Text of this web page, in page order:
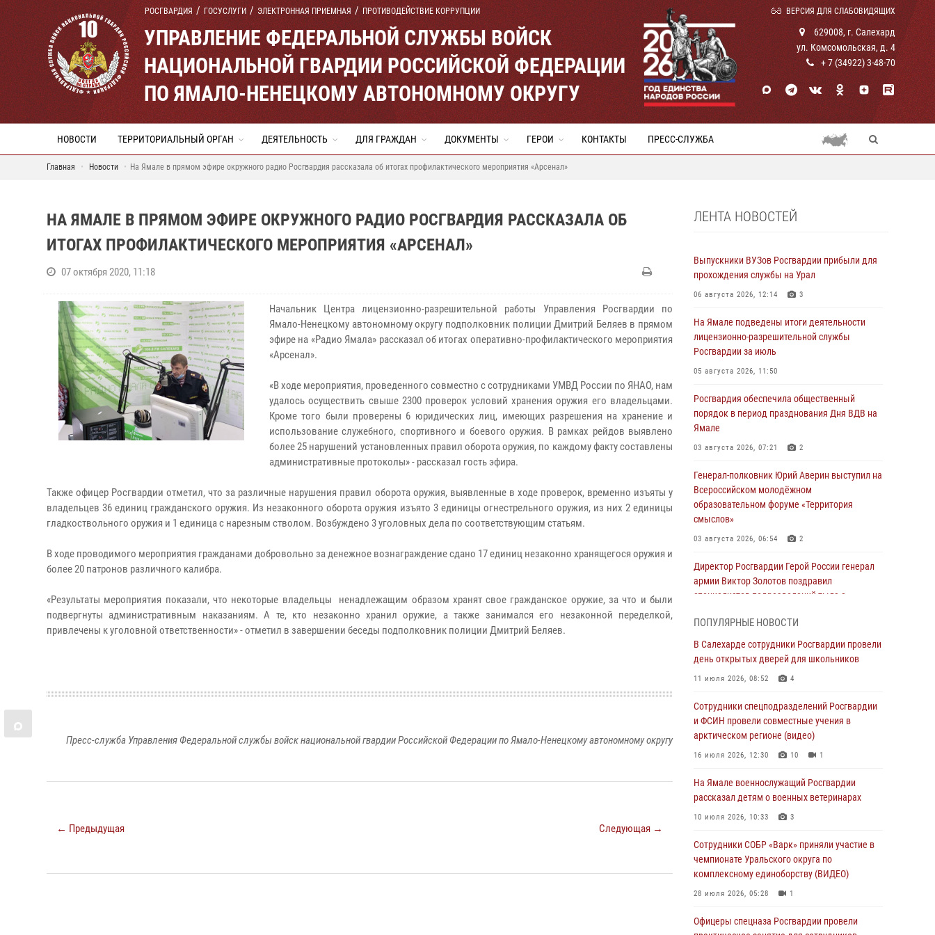
РОСГВАРДИЯ ГОСУСЛУГИ ЭЛЕКТРОННАЯ ПРИЕМНАЯ ПРОТИВОДЕЙСТВИЕ КОРРУПЦИИ ВЕРСИЯ ДЛЯ СЛАБОВИДЯЩИХ
УПРАВЛЕНИЕ ФЕДЕРАЛЬНОЙ СЛУЖБЫ ВОЙСК
НАЦИОНАЛЬНОЙ ГВАРДИИ РОССИЙСКОЙ ФЕДЕРАЦИИ
ПО ЯМАЛО-НЕНЕЦКОМУ АВТОНОМНОМУ ОКРУГУ
629008, г. Салехард
ул. Комсомольская, д. 4
+ 7 (34922) 3-48-70
НОВОСТИ ТЕРРИТОРИАЛЬНЫЙ ОРГАН ДЕЯТЕЛЬНОСТЬ ДЛЯ ГРАЖДАН ДОКУМЕНТЫ ГЕРОИ КОНТАКТЫ ПРЕСС-СЛУЖБА
Главная Новости На Ямале в прямом эфире окружного радио Росгвардия рассказала об итогах профилактического мероприятия «Арсенал»
НА ЯМАЛЕ В ПРЯМОМ ЭФИРЕ ОКРУЖНОГО РАДИО РОСГВАРДИЯ РАССКАЗАЛА ОБ
ИТОГАХ ПРОФИЛАКТИЧЕСКОГО МЕРОПРИЯТИЯ «АРСЕНАЛ»
07 октября 2020, 11:18
Начальник Центра лицензионно-разрешительной работы Управления Росгвардии по
Ямало-Ненецкому автономному округу подполковник полиции Дмитрий Беляев в прямом
эфире на «Радио Ямала» рассказал об итогах оперативно-профилактического мероприятия
«Арсенал».
«В ходе мероприятия, проведенного совместно с сотрудниками УМВД России по ЯНАО, нам
удалось осуществить свыше 2300 проверок условий хранения оружия его владельцами.
Кроме того были проверены 6 юридических лиц, имеющих разрешения на хранение и
использование служебного, спортивного и боевого оружия. В рамках рейдов выявлено
более 25 нарушений установленных правил оборота оружия, по каждому факту составлены
административные протоколы» - рассказал гость эфира.
Также офицер Росгвардии отметил, что за различные нарушения правил оборота оружия, выявленные в ходе проверок, временно изъяты у
владельцев 36 единиц гражданского оружия. Из незаконного оборота оружия изъято 3 единицы огнестрельного оружия, из них 2 единицы
гладкоствольного оружия и 1 единица с нарезным стволом. Возбуждено 3 уголовных дела по соответствующим статьям.
В ходе проводимого мероприятия гражданами добровольно за денежное вознаграждение сдано 17 единиц незаконно хранящегося оружия и
более 20 патронов различного калибра.
«Результаты мероприятия показали, что некоторые владельцы ненадлежащим образом хранят свое гражданское оружие, за что и были
подвергнуты административным наказаниям. А те, кто незаконно хранил оружие, а также занимался его незаконной переделкой,
привлечены к уголовной ответственности» - отметил в завершении беседы подполковник полиции Дмитрий Беляев.
Пресс-служба Управления Федеральной службы войск национальной гвардии Российской Федерации по Ямало-Ненецкому автономному округу
← Предыдущая Следующая →
ЛЕНТА НОВОСТЕЙ
Выпускники ВУЗов Росгвардии прибыли для
прохождения службы на Урал
06 августа 2026, 12:14 3
На Ямале подведены итоги деятельности
лицензионно-разрешительной службы
Росгвардии за июль
05 августа 2026, 11:50
Росгвардия обеспечила общественный
порядок в период празднования Дня ВДВ на
Ямале
03 августа 2026, 07:21 2
Генерал-полковник Юрий Аверин выступил на
Всероссийском молодёжном
образовательном форуме «Территория
смыслов»
03 августа 2026, 06:54 2
Директор Росгвардии Герой России генерал
армии Виктор Золотов поздравил
специалистов подразделений тыла с
Сотрудники СОБР «Варк» повышают боевое
Офицеры спецназа Росгвардии провели
практическое занятие для сотрудников
прокуратуры на Ямале
В Уральском округе Росгвардии состоялось
заседание оперативного штаба
Сотрудники СОБР «Варк» приняли участие в
чемпионате Уральского округа по
ПОПУЛЯРНЫЕ НОВОСТИ
В Салехарде сотрудники Росгвардии провели
день открытых дверей для школьников
11 июля 2026, 08:52 4
Сотрудники спецподразделений Росгвардии
и ФСИН провели совместные учения в
арктическом регионе (видео)
16 июля 2026, 12:30 10 1
На Ямале военнослужащий Росгвардии
рассказал детям о военных ветеринарах
10 июля 2026, 10:33 3
Сотрудники СОБР «Варк» приняли участие в
чемпионате Уральского округа по
комплексному единоборству (ВИДЕО)
28 июля 2026, 05:28 1
Офицеры спецназа Росгвардии провели